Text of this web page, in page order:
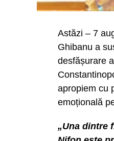
Astăzi – 7
Ghibanu a
desfășurare
apropiem cu
emoțională
„Una dintre